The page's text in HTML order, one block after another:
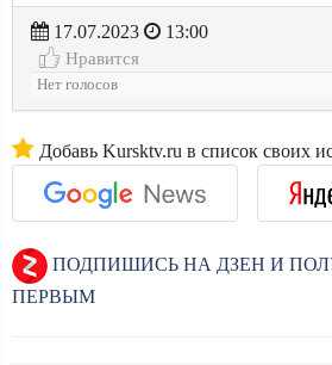
17.07.2023
13:00
Нравится
Нет голосов
Добавь Kursktv.ru в список своих
ПОДПИШИСЬ НА ДЗЕН И
ПЕРВЫМ